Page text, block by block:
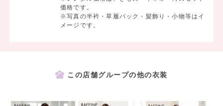
価格です。
※写真の半衿・草履バック・髪飾り・小物等はイ
メージです。
この店舗グループの他の衣装